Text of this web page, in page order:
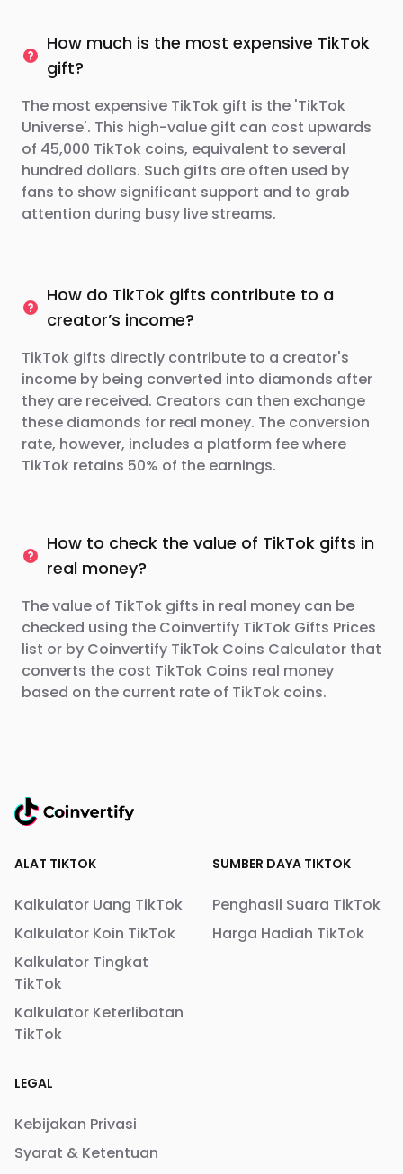
How much is the most expensive TikTok
gift?
The most expensive TikTok gift is the 'TikTok
Universe'. This high-value gift can cost upwards
of 45,000 TikTok coins, equivalent to several
hundred dollars. Such gifts are often used by
fans to show significant support and to grab
attention during busy live streams.
How do TikTok gifts contribute to a
creator’s income?
TikTok gifts directly contribute to a creator's
income by being converted into diamonds after
they are received. Creators can then exchange
these diamonds for real money. The conversion
rate, however, includes a platform fee where
TikTok retains 50% of the earnings.
How to check the value of TikTok gifts in
real money?
The value of TikTok gifts in real money can be
checked using the Coinvertify TikTok Gifts Prices
list or by Coinvertify TikTok Coins Calculator that
converts the cost TikTok Coins real money
based on the current rate of TikTok coins.
ALAT TIKTOK
Kalkulator Uang TikTok
Kalkulator Koin TikTok
Kalkulator Tingkat
TikTok
Kalkulator Keterlibatan
TikTok
SUMBER DAYA TIKTOK
Penghasil Suara TikTok
Harga Hadiah TikTok
LEGAL
Kebijakan Privasi
Syarat & Ketentuan